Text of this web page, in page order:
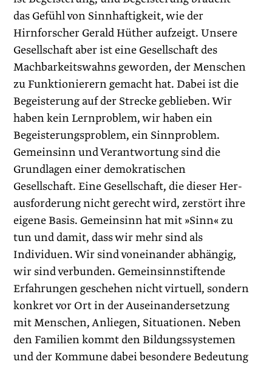
das Gefühl von Sinnhaftigkeit, wie der
Hirnforscher Gerald Hüther aufzeigt. Unsere
Gesellschaft aber ist eine Gesellschaft des
Machbarkeitswahns geworden, der Menschen
zu Funktionierern gemacht hat. Dabei ist die
Begeisterung auf der Strecke geblieben. Wir
haben kein Lernproblem, wir haben ein
Begeisterungsproblem, ein Sinnproblem.
Gemeinsinn und Verantwortung sind die
Grundlagen einer demokratischen
Gesellschaft. Eine Gesellschaft, die dieser Her­
ausforderung nicht gerecht wird, zerstört ihre
eigene Basis. Gemeinsinn hat mit »Sinn« zu
tun und damit, dass wir mehr sind als
Individuen. Wir sind voneinander abhängig,
wir sind verbunden. Gemeinsinn­stiftende
Erfahrungen geschehen nicht virtuell, sondern
konkret vor Ort in der Auseinandersetzung
mit Menschen, Anliegen, Situationen. Neben
den Familien kommt den Bildungssystemen
und der Kommune dabei besondere Bedeutung